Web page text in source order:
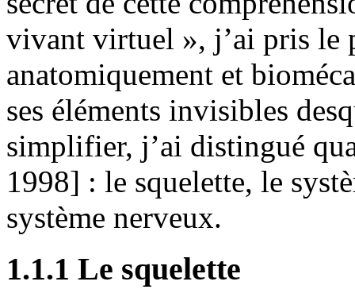
vivant virtuel », j’ai pris le
anatomiquement et
ses éléments invisibles
simplifier, j’ai distingué
1998] : le squelette, le
système nerveux.
1.1.1 Le squelette